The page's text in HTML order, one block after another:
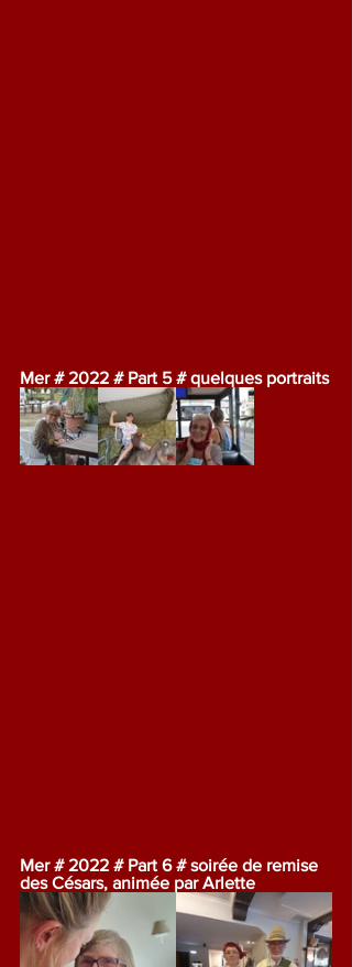
Mer # 2022 # Part 5 # quelques portraits
Mer # 2022 # Part 6 # soirée de remise
des Césars, animée par Arlette